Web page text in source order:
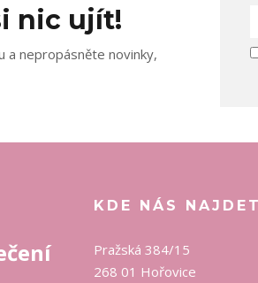
nic ujít!
a nepropásněte novinky,
KDE NÁS
Pražská 384/15
268 01 Hořovice